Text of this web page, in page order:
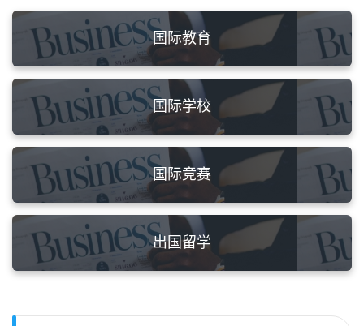
国际教育
国际学校
国际竞赛
出国留学